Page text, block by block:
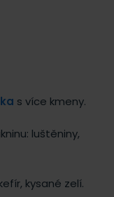
s více kmeny.
luštěniny,
kysané zelí.